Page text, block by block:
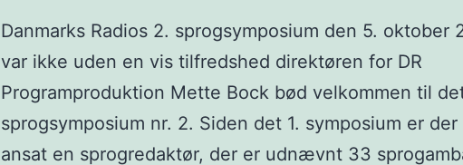
Danmarks Radios 2. sprogsymposium den 5. oktober
var ikke uden en vis tilfredshed direktøren for DR
Programproduktion Mette Bock bød velkommen til
sprogsymposium nr. 2. Siden det 1. symposium er
ansat en sprogredaktør, der er udnævnt 33